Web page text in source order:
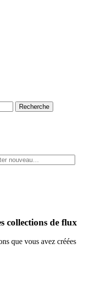
Recherche
collections de flux
que vous avez créées